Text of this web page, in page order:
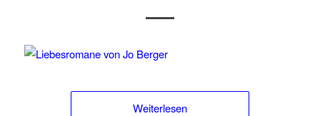
Weiterlesen